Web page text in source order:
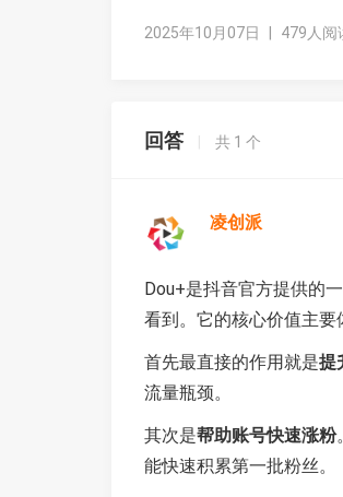
2025年10月07日 479人阅
回答 | 共 1 个
凌创派
Dou+是抖音官方提供的
看到。它的核心价值主要
首先最直接的作用就是提
流量瓶颈。
其次是帮助账号快速涨粉
能快速积累第一批粉丝。